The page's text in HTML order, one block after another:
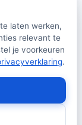
laten werken,
relevant te
je voorkeuren
.